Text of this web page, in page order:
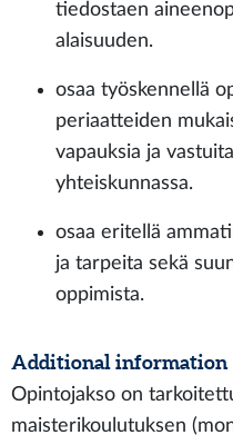
tiedostaen
alaisuuden.
osaa työskennellä
periaatteiden
vapauksia ja
yhteiskunnassa.
osaa eritellä
ja tarpeita sekä
oppimista.
Additional information
Opintojakso on
maisterikoulutuksen